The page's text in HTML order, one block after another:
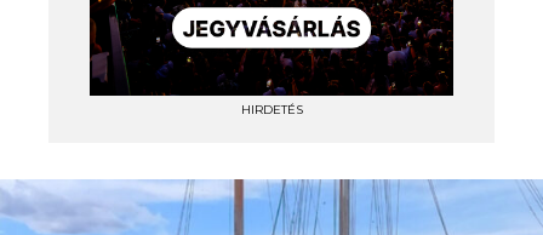
HIRDETÉS